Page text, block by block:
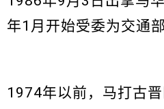
年1月开始受委为交通部
1974年以前，马打古